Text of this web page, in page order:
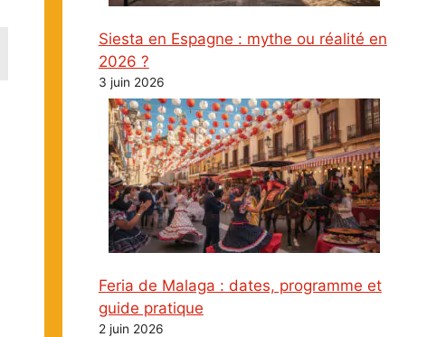
Siesta en Espagne : mythe ou réalité en
2026 ?
3 juin 2026
Feria de Malaga : dates, programme et
guide pratique
2 juin 2026